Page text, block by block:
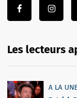
Les lecteurs
A LA UNE